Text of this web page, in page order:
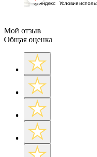
Мой отзыв
Общая оценка